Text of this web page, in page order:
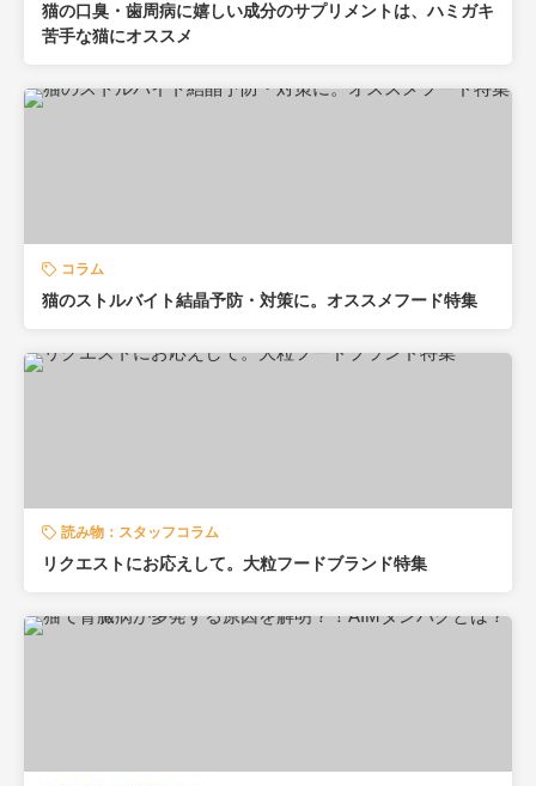
猫の口臭・歯周病に嬉しい成分のサプリメントは、ハミガキ
苦手な猫にオススメ
コラム
猫のストルバイト結晶予防・対策に。オススメフード特集
読み物：スタッフコラム
リクエストにお応えして。大粒フードブランド特集